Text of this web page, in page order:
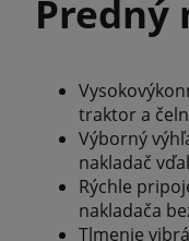
Predný
traktor a
Výborný
nakladač
Rýchle
nakladača
Tlmenie